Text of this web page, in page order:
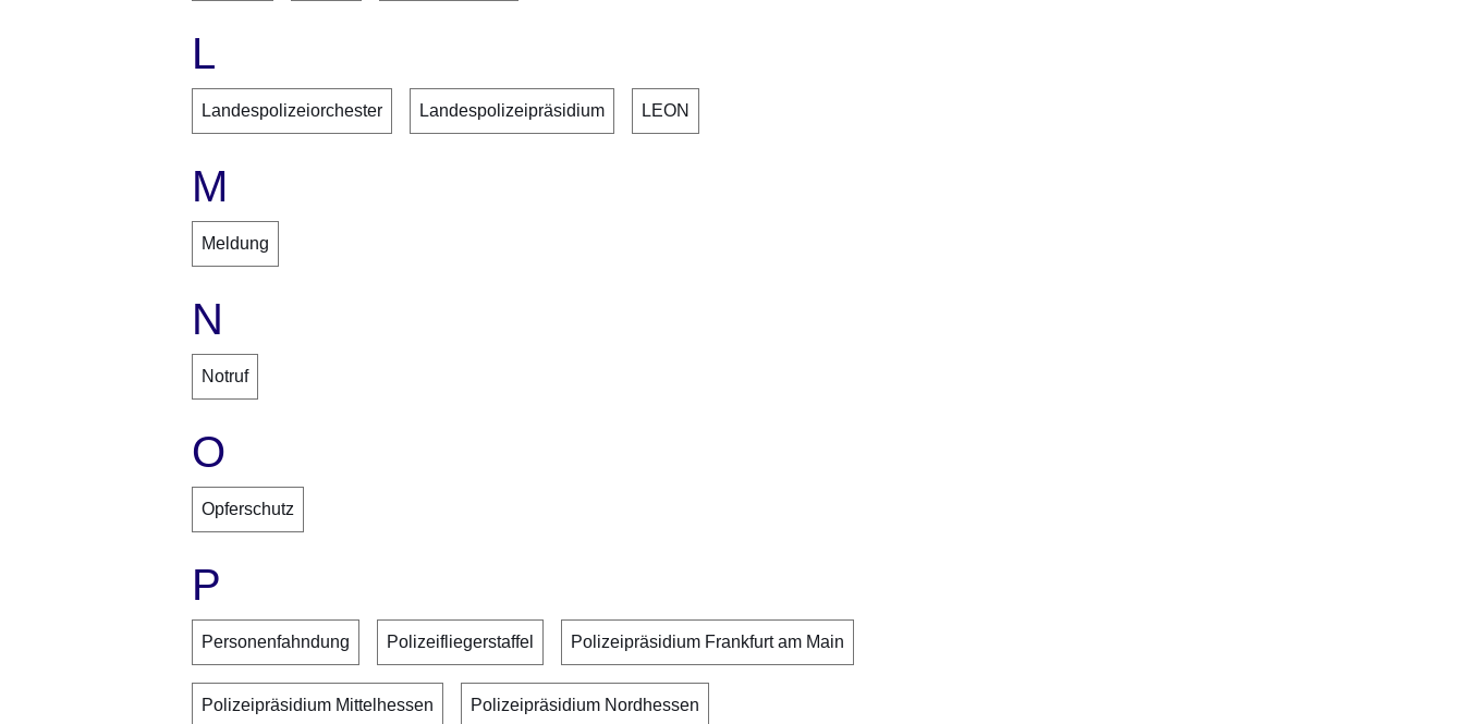
L
Landespolizeiorchester Landespolizeipräsidium LEON
M
Meldung
N
Notruf
O
Opferschutz
P
Personenfahndung Polizeifliegerstaffel Polizeipräsidium Frankfurt am Main
Polizeipräsidium Mittelhessen Polizeipräsidium Nordhessen